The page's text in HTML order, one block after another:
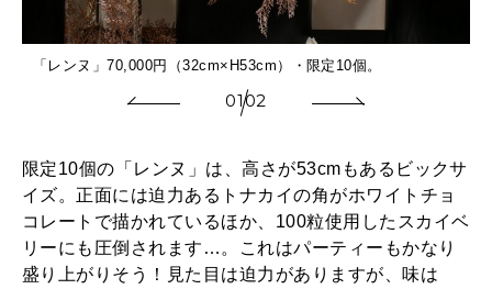
「レンヌ」70,000円（32cm×H53cm）・限定10個。
0102
限定10個の「レンヌ」は、高さが53cmもあるビックサ
イズ。正面には迫力あるトナカイの角がホワイトチョ
コレートで描かれているほか、100粒使用したスカイベ
リーにも圧倒されます…。これはパーティーもかなり
盛り上がりそう！見た目は迫力がありますが、味は